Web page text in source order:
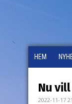
HEM
Nu
2022-11-17